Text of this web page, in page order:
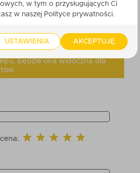
nie ocenił tego produktu.
Po zatwierdzeniu przez
będzie ona widoczna dla
w tym o przysługujących Ci
w naszej Polityce prywatności.
USTAWIENIA AKCEPTUJĘ